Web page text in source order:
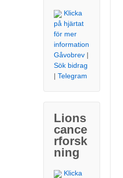
Klicka
på hjärtat
för mer
information
Gåvobrev |
Sök bidrag
|Telegram
Lions
cance
rforsk
ning
Klicka